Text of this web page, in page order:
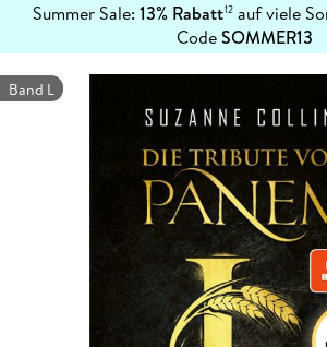
Summer Sale: 13% Rabatt12auf viele
CodeSOMMER13
erfahren
Band L